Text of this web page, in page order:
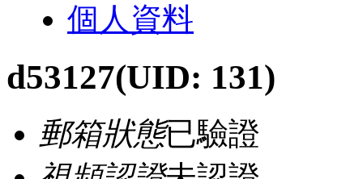
個人資料
d53127(UID: 131)
郵箱狀態已驗證